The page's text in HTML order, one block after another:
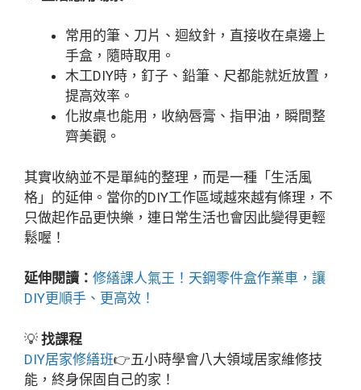
常用的筆、刀片、迴紋針，直接收在桌邊上
手盒，隨時取用。
木工DIY時，釘子、鉛筆、尺都能就近放置，
提高效率。
化妝桌也能用，收納唇膏、指甲油，瞬間整
齊美觀。
其實收納並不是單純的整理，而是一種「生活風
格」的延伸。當你的DIY工作區域越來越有條理，不
只做起作品更快樂，連日常生活也會因此變得更輕
鬆喔！
延伸閱讀： 修繕課人氣王！天鋼零件盒作業車，讓
DIY更順手、更高效！
💡 找課程
DIY居家修繕班👉五小時學會八大領域居家維修技
能，終身保固自己的家！